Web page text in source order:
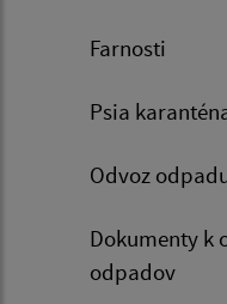
Farnosti
Psia
Odvoz
Dokumenty k
odpadov